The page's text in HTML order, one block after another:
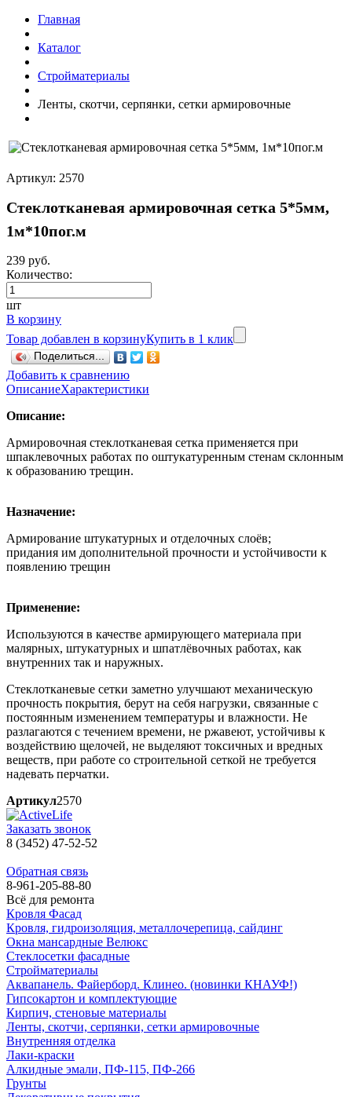
Главная
Каталог
Стройматериалы
Ленты, скотчи, серпянки, сетки армировочные
Артикул: 2570
Стеклотканевая армировочная сетка 5*5мм,
1м*10пог.м
239 руб.
Количество:
шт
В корзину
Товар добавлен в корзинуКупить в 1 клик
Поделиться...
Добавить к сравнению
ОписаниеХарактеристики
Описание:
Армировочная стеклотканевая сетка применяется при
шпаклевочных работах по оштукатуренным стенам склонным
к образованию трещин.
Назначение:
Армирование штукатурных и отделочных слоёв;
придания им дополнительной прочности и устойчивости к
появлению трещин
Применение:
Используются в качестве армирующего материала при
малярных, штукатурных и шпатлёвочных работах, как
внутренних так и наружных.
Стеклотканевые сетки заметно улучшают механическую
прочность покрытия, берут на себя нагрузки, связанные с
постоянным изменением температуры и влажности. Не
разлагаются с течением времени, не ржавеют, устойчивы к
воздействию щелочей, не выделяют токсичных и вредных
веществ, при работе со строительной сеткой не требуется
надевать перчатки.
Артикул2570
Заказать звонок
8 (3452) 47-52-52
Обратная связь
8-961-205-88-80
Всё для ремонта
Кровля Фасад
Кровля, гидроизоляция, металлочерепица, сайдинг
Окна мансардные Велюкс
Стеклосетки фасадные
Стройматериалы
Аквапанель. Файерборд. Клинео. (новинки КНАУФ!)
Гипсокартон и комплектующие
Кирпич, стеновые материалы
Ленты, скотчи, серпянки, сетки армировочные
Внутренняя отделка
Лаки-краски
Алкидные эмали, ПФ-115, ПФ-266
Грунты